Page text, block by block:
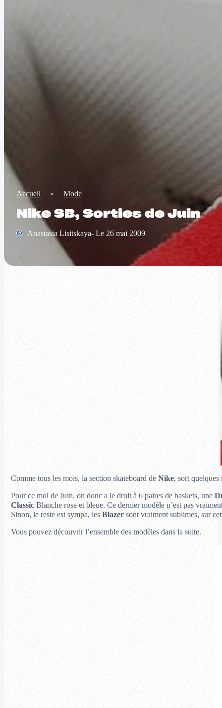
Accueil » Mode
Nike SB, Sorties de Juin
Anastasia Lisitskaya- Le 26 mai 2009
Comme tous les mois, la section skateboard de Nike, sort quelques
Pour ce moi de Juin, on donc a le droit à 6 paires de baskets, une
ClassicBlanche rose et bleue. Ce dernier modèle n’est pas
Sinon, le reste est sympa, les Blazersont vraiment sublimes, sur
Vous pouvez découvrir l’ensemble des modèles dans la suite.